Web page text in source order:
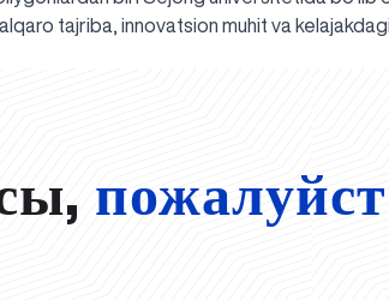
tajriba, innovatsion muhit va kelajakdagi